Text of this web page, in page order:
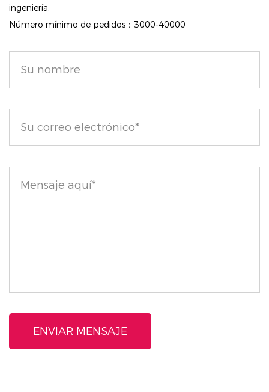
maquillaje como sin maquillaje.
Cuidado integral de las cejas: este producto versátil
es perfecto para todas sus necesidades de cuidado
de las cejas. Con herramientas adicionales como
cepillos, pomada y jabón incluidos, tendrás un
alcance de tu mano.
Mejore su juego de cejas con nuestra cera para cejas
resistente al agua y disfruta de unas cejas
bellamente moldeadas que resisten cualquier
ingeniería.
Número mínimo de pedidos：3000-40000